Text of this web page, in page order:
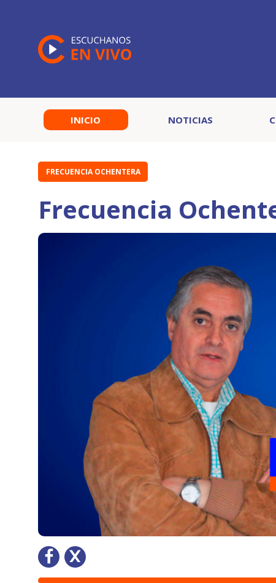
INICIO NOTICIAS
FRECUENCIA OCHENTERA
Frecuencia